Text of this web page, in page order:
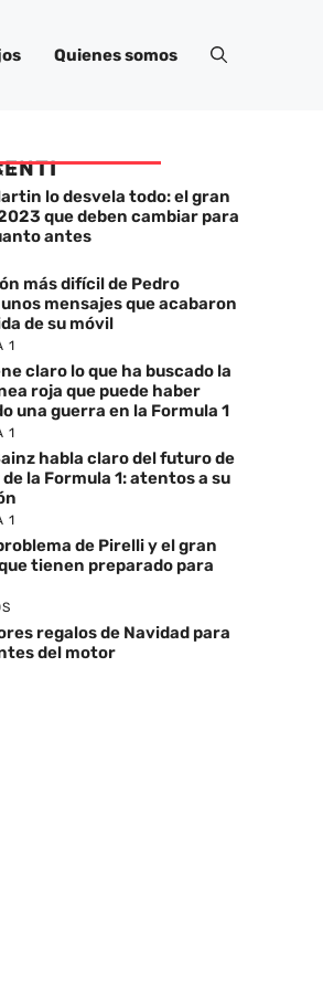
Quienes somos
1
lo desvela todo: el gran
que deben cambiar para
antes
más difícil de Pedro
mensajes que acabaron
de su móvil
1
claro lo que ha buscado la
roja que puede haber
una guerra en la Formula 1
1
habla claro del futuro de
la Formula 1: atentos a su
1
de Pirelli y el gran
tienen preparado para
regalos de Navidad para
del motor